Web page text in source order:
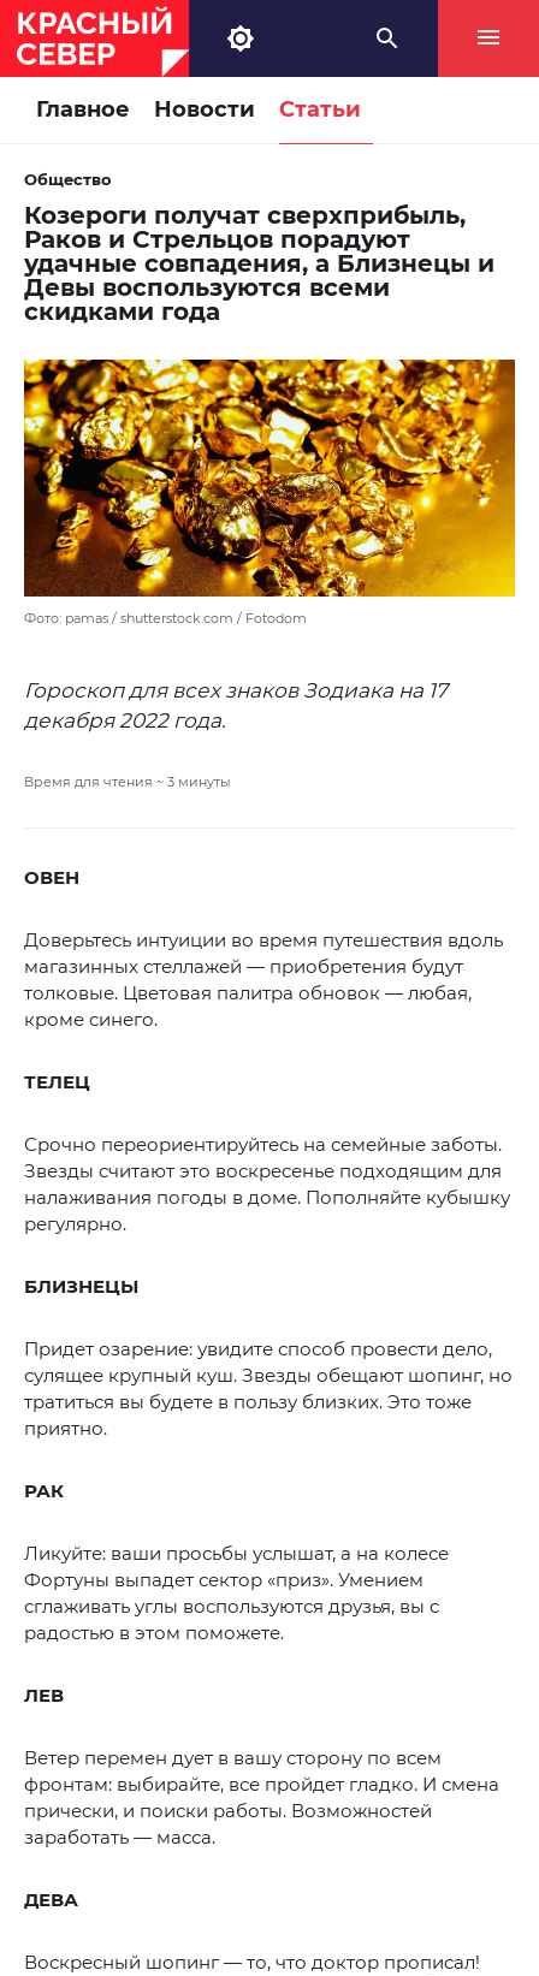
Главное Новости Статьи
Общество
Козероги получат сверхприбыль,
Раков и Стрельцов порадуют
удачные совпадения, а Близнецы и
Девы воспользуются всеми
скидками года
Фото: pamas / shutterstock.com / Fotodom
Гороскоп для всех знаков Зодиака на 17
декабря 2022 года.
Время для чтения ~ 3 минуты
ОВЕН
Доверьтесь интуиции во время путешествия вдоль
магазинных стеллажей — приобретения будут
толковые. Цветовая палитра обновок — любая,
кроме синего.
ТЕЛЕЦ
Срочно переориентируйтесь на семейные заботы.
Звезды считают это воскресенье подходящим для
налаживания погоды в доме. Пополняйте кубышку
регулярно.
БЛИЗНЕЦЫ
Придет озарение: увидите способ провести дело,
сулящее крупный куш. Звезды обещают шопинг, но
тратиться вы будете в пользу близких. Это тоже
приятно.
РАК
Ликуйте: ваши просьбы услышат, а на колесе
Фортуны выпадет сектор «приз». Умением
сглаживать углы воспользуются друзья, вы с
радостью в этом поможете.
ЛЕВ
Ветер перемен дует в вашу сторону по всем
фронтам: выбирайте, все пройдет гладко. И смена
прически, и поиски работы. Возможностей
заработать — масса.
ДЕВА
Воскресный шопинг — то, что доктор прописал!